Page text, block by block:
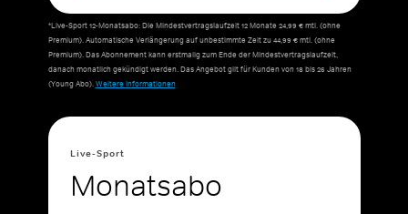
*Live-Sport 12-Monatsabo: Die Mindestvertragslaufzeit 12 Monate 24,99 € mtl. (ohne
Premium). Automatische Verlängerung auf unbestimmte Zeit zu 44,99 € mtl. (ohne
Premium). Das Abonnement kann erstmalig zum Ende der Mindestvertragslaufzeit,
danach monatlich gekündigt werden. Das Angebot gilt für Kunden von 18 bis 26 Jahren
(Young Abo).Weitere Informationen
Live-Sport
Monatsabo